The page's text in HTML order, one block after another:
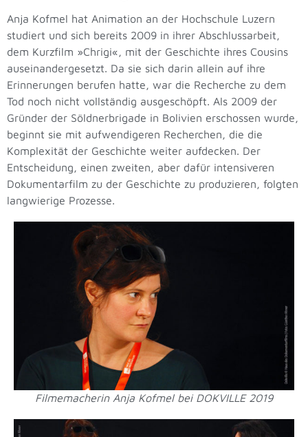
Anja Kofmel hat Animation an der Hochschule Luzern
studiert und sich bereits 2009 in ihrer Abschlussarbeit,
dem Kurzfilm »Chrigi«, mit der Geschichte ihres Cousins
auseinandergesetzt. Da sie sich darin allein auf ihre
Erinnerungen berufen hatte, war die Recherche zu dem
Tod noch nicht vollständig ausgeschöpft. Als 2009 der
Gründer der Söldnerbrigade in Bolivien erschossen wurde,
beginnt sie mit aufwendigeren Recherchen, die die
Komplexität der Geschichte weiter aufdecken. Der
Entscheidung, einen zweiten, aber dafür intensiveren
Dokumentarfilm zu der Geschichte zu produzieren, folgten
langwierige Prozesse.
Filmemacherin Anja Kofmel bei DOKVILLE 2019